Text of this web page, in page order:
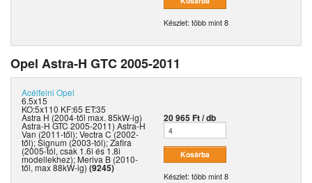
Készlet: több mint 8
Opel Astra-H GTC 2005-2011
Acélfelni Opel
6.5x15
KO:5x110 KF:65 ET:35
Astra H (2004-től max. 85kW-ig)
Astra-H GTC 2005-2011) Astra-H
Van (2011-től); Vectra C (2002-
től); Signum (2003-tól); Zafira
(2005-tól, csak 1.6i és 1.8i
modellekhez); Meriva B (2010-
től, max 88kW-ig) (9245)
20 965 Ft / db
Készlet: több mint 8